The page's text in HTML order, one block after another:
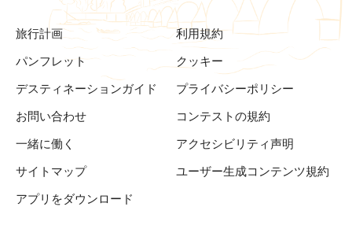
旅行計画
パンフレット
デスティネーションガイド
お問い合わせ
一緒に働く
サイトマップ
アプリをダウンロード
利用規約
クッキー
プライバシーポリシー
コンテストの規約
アクセシビリティ声明
ユーザー生成コンテンツ規約